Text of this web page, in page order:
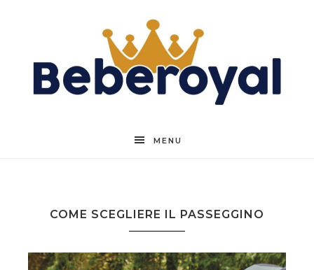
Beberoyal
MENU
COME SCEGLIERE IL PASSEGGINO